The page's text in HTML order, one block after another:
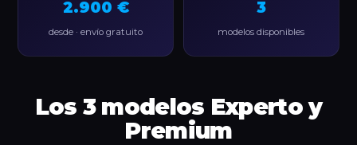
2.900 €
desde · envío gratuito
3
modelos disponibles
Los 3 modelos Experto y
Premium